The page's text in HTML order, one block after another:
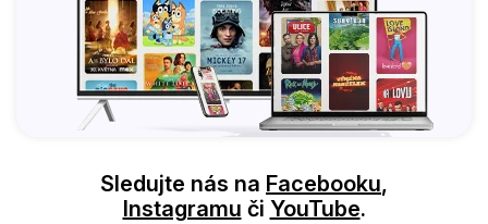
Sledujte nás na Facebooku,
Instagramu či YouTube.